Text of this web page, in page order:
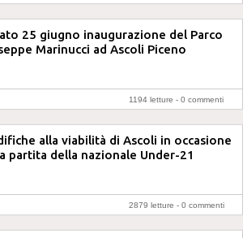
25 giugno inaugurazione del Parco
Marinucci ad Ascoli Piceno
1194 letture - 0 commenti
alla viabilità di Ascoli in occasione
partita della nazionale Under-21
2879 letture - 0 commenti